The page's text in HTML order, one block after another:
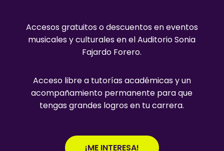
Accesos gratuitos o descuentos en eventos
musicales y culturales en el Auditorio Sonia
Fajardo Forero.
Acceso libre a tutorías académicas y un
acompañamiento permanente para que
tengas grandes logros en tu carrera.
¡ME INTERESA!